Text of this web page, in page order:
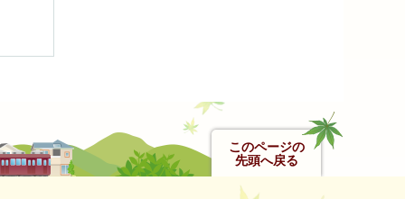
このページの
先頭へ戻る